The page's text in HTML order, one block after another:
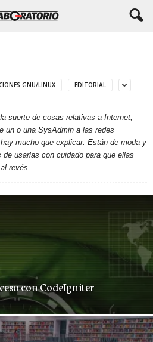
GNU/LINUX EDITORIAL
suerte de cosas relativas a Internet,
un o una SysAdmin a las redes
mucho que explicar. Están de moda y
usarlas con cuidado para que ellas
revés...
con CodeIgniter